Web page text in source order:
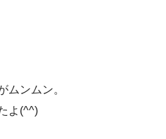
ムンムン。
よ(^^)